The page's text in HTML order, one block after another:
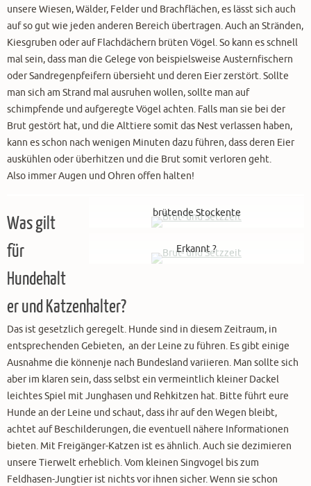
unsere Wiesen, Wälder, Felder und Brachflächen, es lässt sich auch
auf so gut wie jeden anderen Bereich übertragen. Auch an Stränden,
Kiesgruben oder auf Flachdächern brüten Vögel. So kann es schnell
mal sein, dass man die Gelege von beispielsweise Austernfischern
oder Sandregenpfeifern übersieht und deren Eier zerstört. Sollte
man sich am Strand mal ausruhen wollen, sollte man auf
schimpfende und aufgeregte Vögel achten. Falls man sie bei der
Brut gestört hat, und die Alttiere somit das Nest verlassen haben,
kann es schon nach wenigen Minuten dazu führen, dass deren Eier
auskühlen oder überhitzen und die Brut somit verloren geht.
Also immer Augen und Ohren offen halten!
brütende Stockente
Erkannt ?
Was gilt
für
Hundehalt
er und Katzenhalter?
Das ist gesetzlich geregelt. Hunde sind in diesem Zeitraum, in
entsprechenden Gebieten, an der Leine zu führen. Es gibt einige
Ausnahme die könnenje nach Bundesland variieren. Man sollte sich
aber im klaren sein, dass selbst ein vermeintlich kleiner Dackel
leichtes Spiel mit Junghasen und Rehkitzen hat. Bitte führt eure
Hunde an der Leine und schaut, dass ihr auf den Wegen bleibt,
achtet auf Beschilderungen, die eventuell nähere Informationen
bieten. Mit Freigänger-Katzen ist es ähnlich. Auch sie dezimieren
unsere Tierwelt erheblich. Vom kleinen Singvogel bis zum
Feldhasen-Jungtier ist nichts vor ihnen sicher. Wenn sie schon